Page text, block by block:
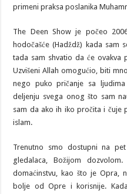
primeni praksa poslanika
The Deen Show je počeo
hodočašće (Hadždž) kada sam
tada sam shvatio da će ovakva
Uzvišeni Allah omogućio, biti
nego puko pričanje sa
deljenju svega onog što sam
sam da ako ih iko pročita i čuje
islam.
Trenutno smo dostupni na
gledalaca, Božijom
domaćinstvu, kao što je Opra,
bolje od Opre i korisnije.